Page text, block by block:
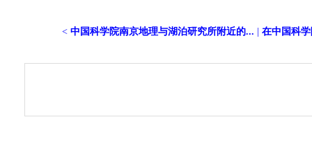
< 中国科学院南京地理与湖泊研究所附近的... 在中国科